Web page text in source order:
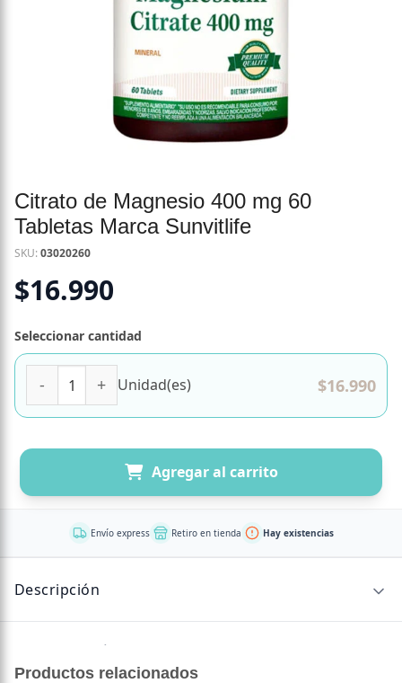
Citrato de Magnesio 400 mg 60
Tabletas Marca Sunvitlife
SKU:03020260
$16.990
Seleccionar cantidad
Unidad(es) $16.990
Agregar al carrito
Envío express Retiro en tienda Hay existencias
Descripción
Sin descripción disponible.
Productos relacionados